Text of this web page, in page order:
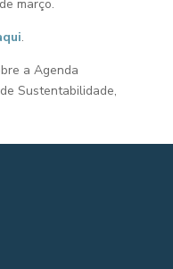
março.
.
a Agenda
Sustentabilidade,